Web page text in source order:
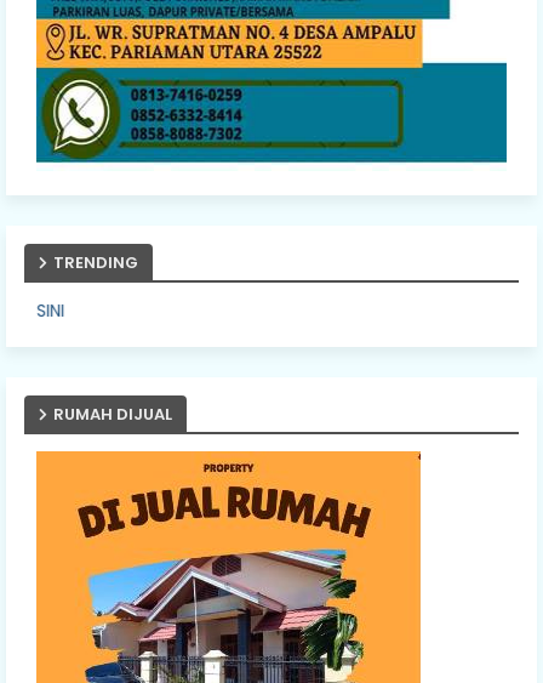
TRENDING
RUMAH DIJUAL